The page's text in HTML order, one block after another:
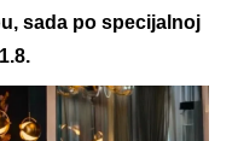
sada po specijalnoj